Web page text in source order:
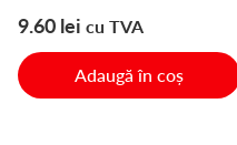
9.60 lei cu TVA
Adaugă în coș